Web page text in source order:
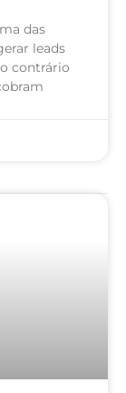
das
leads
contrário